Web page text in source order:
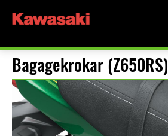
Bagagekrokar (Z650RS)